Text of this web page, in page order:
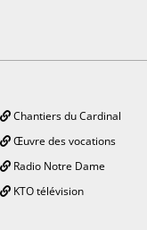
Chantiers du Cardinal
Œuvre des vocations
Radio Notre Dame
KTO télévision